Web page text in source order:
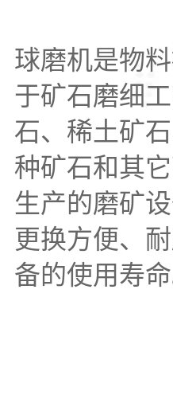
球磨机是物
于矿石磨细
石、稀土矿
种矿石和其
生产的磨矿
更换方便、
备的使用寿命